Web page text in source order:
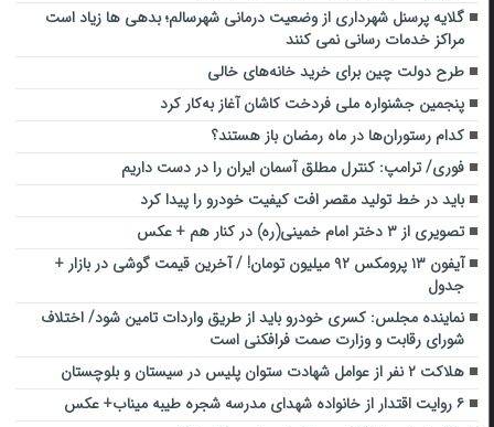
گلایه پرسنل شهرداری از وضعیت درمانی شهرسالم؛ بدهی ها زیاد است
مراکز خدمات رسانی نمی کنند
طرح دولت چین برای خرید خانه‌های خالی
پنجمین جشنواره ملی فردخت کاشان آغاز به‌کار کرد
کدام رستوران‌ها در ماه رمضان باز هستند؟
فوری/ ترامپ: کنترل مطلق آسمان ایران را در دست داریم
باید در خط تولید مقصر افت کیفیت خودرو را پیدا کرد
تصویری از ۳ دختر امام خمینی(ره) در کنار هم + عکس
آیفون ۱۳ پرومکس ۹۲ میلیون تومان! / آخرین قیمت گوشی در بازار +
جدول
نماینده مجلس: کسری خودرو باید از طریق واردات تامین شود/ اختلاف
شورای رقابت و وزارت صمت فرافکنی است
هلاکت ۲ نفر از عوامل شهادت ستوان پلیس در سیستان و بلوچستان
۶ روایت‌ اقتدار از خانواده شهدای مدرسه شجره طیبه میناب+ عکس